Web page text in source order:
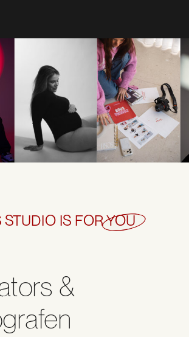
STUDIO IS FOR YOU
&